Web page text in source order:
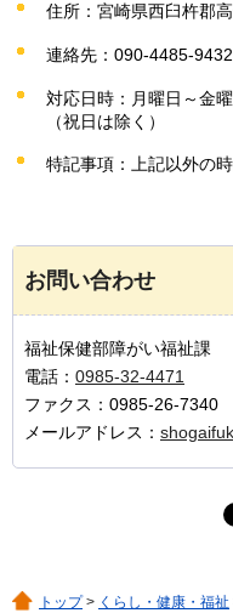
住所：宮崎県西臼杵郡
連絡先：090-4485-9432
対応日時：月曜日～金
（祝日は除く）
特記事項：上記以外の
お問い合わせ
福祉保健部障がい福祉課
電話： 0985-32-4471
ファクス：0985-26-7340
メールアドレス：
トップ> くらし・健康・福祉